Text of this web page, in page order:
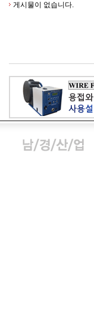
01-23
게시물이 없습니다.